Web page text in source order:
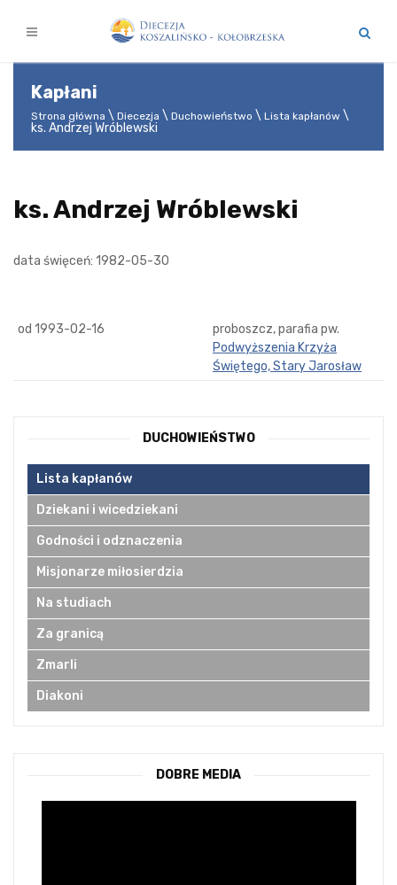
Kapłani
Strona główna Diecezja Duchowieństwo Lista kapłanów
ks. Andrzej Wróblewski
ks. Andrzej Wróblewski
data święceń: 1982-05-30
od 1993-02-16
proboszcz, parafia pw.
Podwyższenia Krzyża
Świętego, Stary Jarosław
DUCHOWIEŃSTWO
Lista kapłanów
Dziekani i wicedziekani
Godności i odznaczenia
Misjonarze miłosierdzia
Na studiach
Za granicą
Zmarli
Diakoni
DOBRE MEDIA